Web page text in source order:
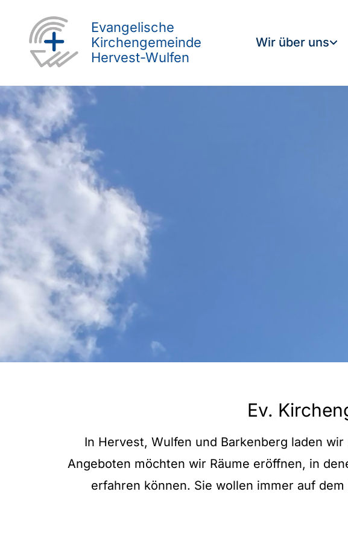
Evangelische
Kirchengemeinde
Hervest-Wulfen
Wir über uns
Ev.
In Hervest, Wulfen und Barkenberg laden
Angeboten möchten wir Räume eröffnen, in
erfahren können. Sie wollen immer auf